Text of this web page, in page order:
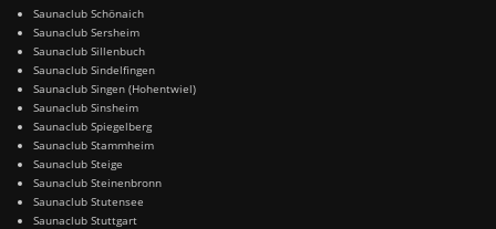
Saunaclub Schönaich
Saunaclub Sersheim
Saunaclub Sillenbuch
Saunaclub Sindelfingen
Saunaclub Singen (Hohentwiel)
Saunaclub Sinsheim
Saunaclub Spiegelberg
Saunaclub Stammheim
Saunaclub Steige
Saunaclub Steinenbronn
Saunaclub Stutensee
Saunaclub Stuttgart